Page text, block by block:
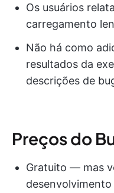
Os usuários
carregamento
Não há como
resultados da
descrições de
Preços do
Gratuito — mas